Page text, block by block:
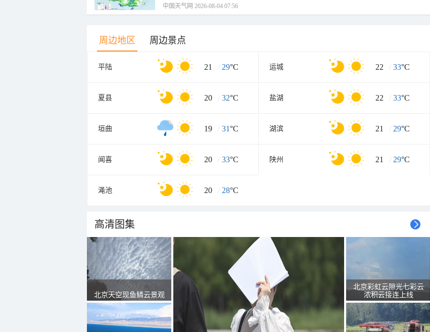
中国天气网 2026-08-04 07:56
周边地区 周边景点
平陆 21 / 29°C 运城 22 / 33°C
夏县 20 / 32°C 盐湖 22 / 33°C
垣曲 19 / 31°C 湖滨 21 / 29°C
闻喜 20 / 33°C 陕州 21 / 29°C
渑池 20 / 28°C
高清图集
北京天空现鱼鳞云景观
北京彩虹云隙光七彩云
浓积云接连上线